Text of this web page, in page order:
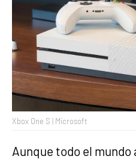
Xbox One S | Microsoft
Aunque todo el